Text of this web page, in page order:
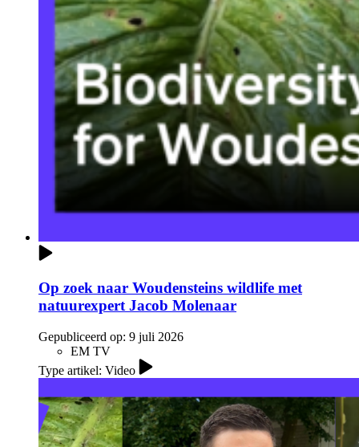
Op zoek naar Woudensteins wildlife met
natuurexpert Jacob Molenaar
Gepubliceerd op: 9 juli 2026
EM TV
Type artikel: Video